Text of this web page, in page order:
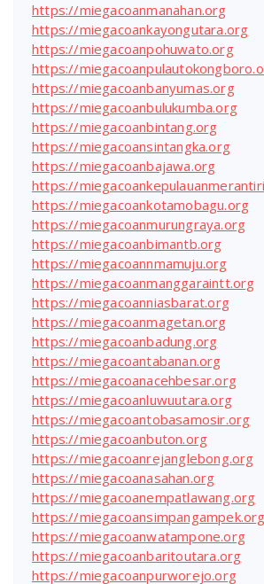
https://miegacoanmanahan.org
https://miegacoankayongutara.org
https://miegacoanpohuwato.org
https://
https://miegacoanbanyumas.org
https://miegacoanbulukumba.org
https://miegacoanbintang.org
https://miegacoansintangka.org
https://miegacoanbajawa.org
https://
https://miegacoankotamobagu.org
https://miegacoanmurungraya.org
https://miegacoanbimantb.org
https://miegacoannmamuju.org
https://miegacoanmanggaraintt.org
https://miegacoanniasbarat.org
https://miegacoanmagetan.org
https://miegacoanbadung.org
https://miegacoantabanan.org
https://miegacoanacehbesar.org
https://miegacoanluwuutara.org
https://miegacoantobasamosir.org
https://miegacoanbuton.org
https://miegacoanrejanglebong.org
https://miegacoanasahan.org
https://miegacoanempatlawang.org
https://miegacoansimpangampek.org
https://miegacoanwatampone.org
https://miegacoanbaritoutara.org
https://miegacoanpurworejo.org